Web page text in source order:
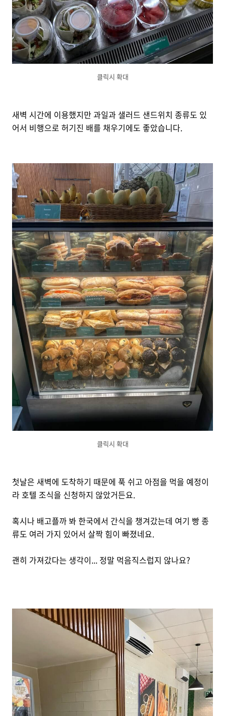
클릭시 확대
새벽 시간에 이용했지만 과일과 샐러드 샌드위치 종류도 있
어서 비행으로 허기진 배를 채우기에도 좋았습니다.
클릭시 확대
첫날은 새벽에 도착하기 때문에 푹 쉬고 아점을 먹을 예정이
라 호텔 조식을 신청하지 않았거든요.
혹시나 배고플까 봐 한국에서 간식을 챙겨갔는데 여기 빵 종
류도 여러 가지 있어서 살짝 힘이 빠졌네요.
괜히 가져갔다는 생각이... 정말 먹음직스럽지 않나요?